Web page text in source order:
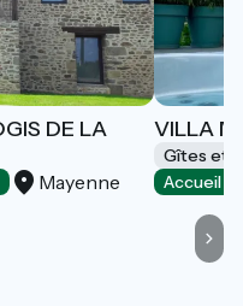
DE LA
Mayenne
VILLA
Gîtes et
Accueil